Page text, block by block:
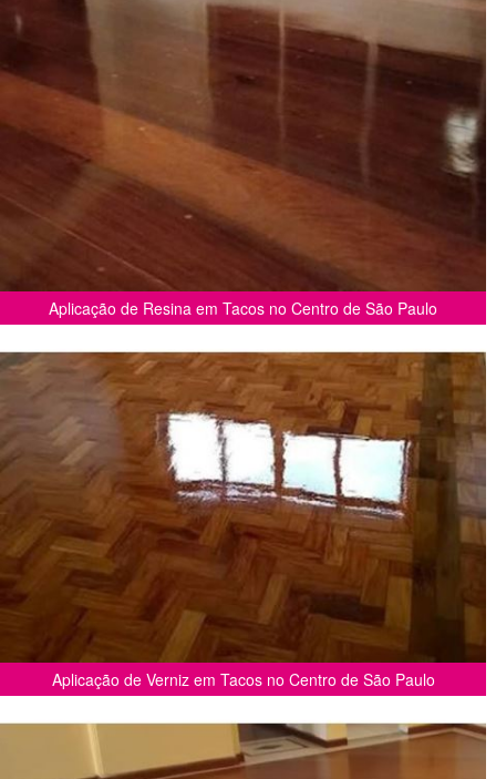
Aplicação de Resina em Tacos no Centro de São Paulo
Aplicação de Verniz em Tacos no Centro de São Paulo